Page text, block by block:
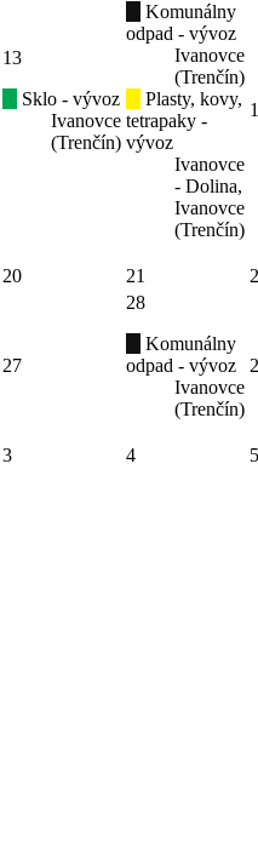
13
Sklo - vývoz
Ivanovce
(Trenčín)
Komunálny
odpad - vývoz
Ivanovce
(Trenčín)
Plasty, kovy,
tetrapaky -
vývoz
Ivanovce
- Dolina,
Ivanovce
(Trenčín)
20 21
27
28
Komunálny
odpad - vývoz
Ivanovce
(Trenčín)
3 4
5